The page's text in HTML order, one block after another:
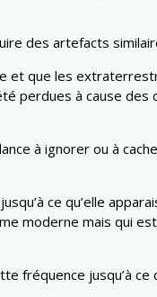
des artefacts
et que les
perdues à cause des
à ignorer ou à
ce qu’elle
moderne mais qui
fréquence jusqu’à ce